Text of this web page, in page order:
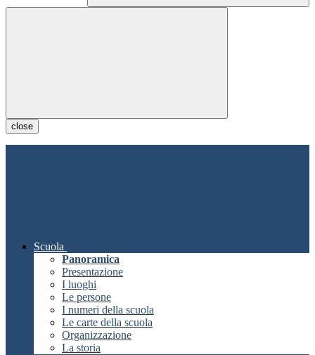
close
Scuola
Panoramica
Presentazione
I luoghi
Le persone
I numeri della scuola
Le carte della scuola
Organizzazione
La storia